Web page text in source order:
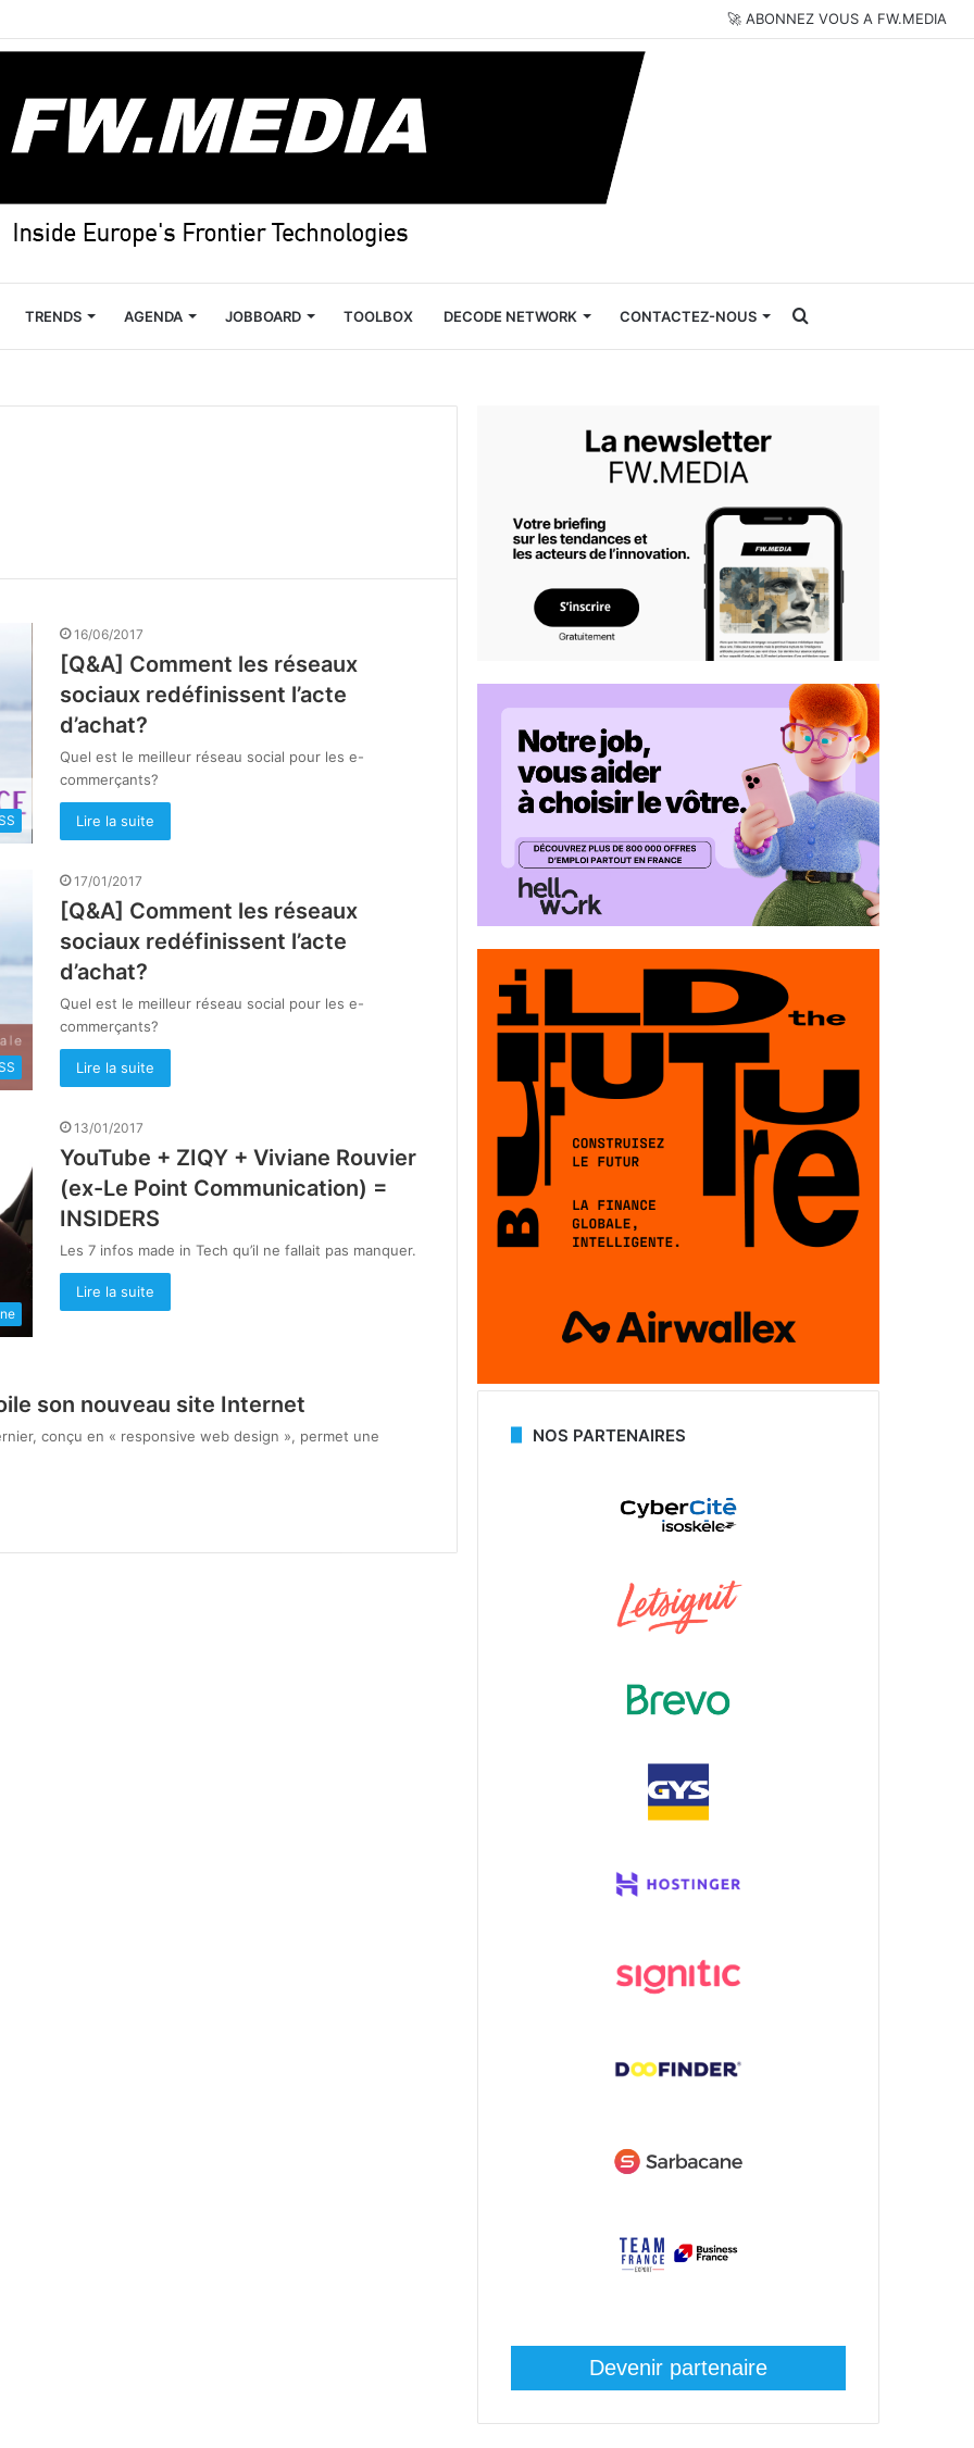
🚀 ABONNEZ VOUS A FW.MEDIA
TRENDS AGENDA JOBBOARD TOOLBOX DECODE NETWORK CONTACTEZ-NOUS Rechercher
16/06/2017
[Q&A] Comment les réseaux
sociaux redéfinissent l’acte
d’achat?
Quel est le meilleur réseau social pour les e-
commerçants?
Lire la suite
17/01/2017
[Q&A] Comment les réseaux
sociaux redéfinissent l’acte
d’achat?
Quel est le meilleur réseau social pour les e-
commerçants?
Lire la suite
13/01/2017
YouTube + ZIQY + Viviane Rouvier
(ex-Le Point Communication) =
INSIDERS
Les 7 infos made in Tech qu’il ne fallait pas manquer.
Lire la suite
son nouveau site Internet
conçu en « responsive web design », permet une
NOS PARTENAIRES
Devenir partenaire